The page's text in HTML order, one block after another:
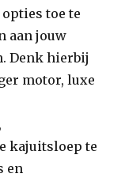
toe te
aan jouw
Denk hierbij
motor, luxe
kajuitsloep te
en